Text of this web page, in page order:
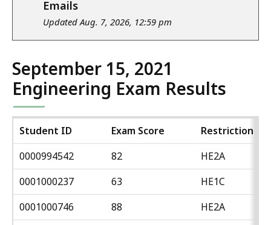
notice
Emails
Updated Aug. 7, 2026, 12:59 pm
September 15, 2021
Engineering Exam Results
Student ID Exam Score
Restriction
0000994542
82
HE2A
0001000237
63
HE1C
0001000746
88
HE2A